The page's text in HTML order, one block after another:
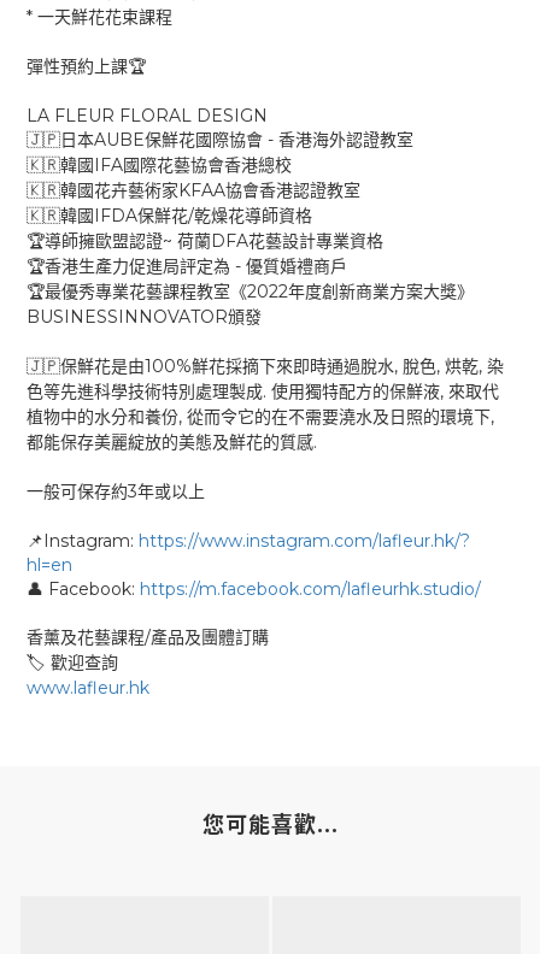
* 一天鮮花花束課程
彈性預約上課🏆
LA FLEUR FLORAL DESIGN
🇯🇵 日本AUBE保鮮花國際協會 - 香港海外認證教室
🇰🇷韓國 IFA國際花藝協會香港總校
🇰🇷韓國花卉藝術家 KFAA協會香港認證教室
🇰🇷韓國 IFDA保鮮花/乾燥花導師資格
🏆導師擁歐盟認證~ 荷蘭 DFA花藝設計專業資格
🏆香港生產力促進局評定為 - 優質婚禮商戶
🏆最優秀專業花藝課程教室《2022年度創新商業方案大獎》
BUSINESSINNOVATOR頒發
🇯🇵保鮮花是由100%鮮花採摘下來即時通過脫水, 脫色, 烘乾, 染
色等先進科學技術特別處理製成. 使用獨特配方的保鮮液, 來取代
植物中的水分和養份, 從而令它的在不需要澆水及日照的環境下,
都能保存美麗綻放的美態及鮮花的質感.
一般可保存約3年或以上
📌Instagram: https://www.instagram.com/lafleur.hk/?
hl=en
👤 Facebook: https://m.facebook.com/lafleurhk.studio/
香薰及花藝課程/產品及團體訂購
🏷 歡迎查詢
www.lafleur.hk
您可能喜歡...